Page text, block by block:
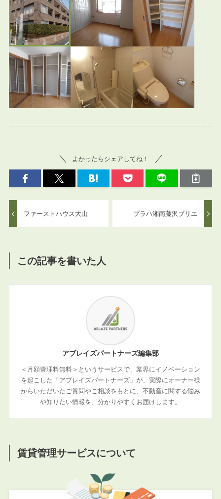
よかったらシェアしてね！
ファーストハウス大山 プラハ湘南藤沢ブリエ
この記事を書いた人
アブレイズパートナーズ編集部
＜月額管理料無料＞というサービスで、業界にイノベーション
を起こした「アブレイズパートナーズ」が、実際にオーナー様
からいただいたご質問やご相談をもとに、不動産に関する悩み
や知りたい情報を、分かりやすくお届けします。
賃貸管理サービスについて